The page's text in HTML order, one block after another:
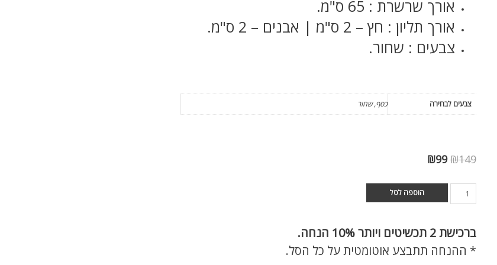
אורך שרשרת : 65 ס"מ.
אורך תליון : חץ – 2 ס"מ | אבנים – 2 ס"מ.
צבעים : שחור.
צבעים לבחירה כסף, שחור
₪149
₪99
הוספה לסל
ברכישת
* ההנחה תתבצע אוטומטית על כל הסל.